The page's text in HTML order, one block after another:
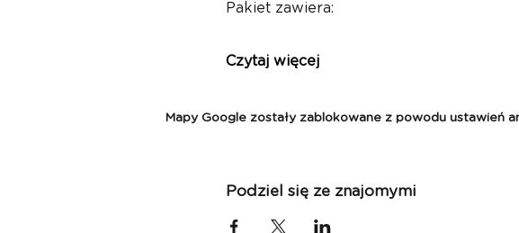
Pakiet zawiera:
Czytaj więcej
Mapy Google zostały zablokowane z powodu ustawień
Podziel się ze znajomymi